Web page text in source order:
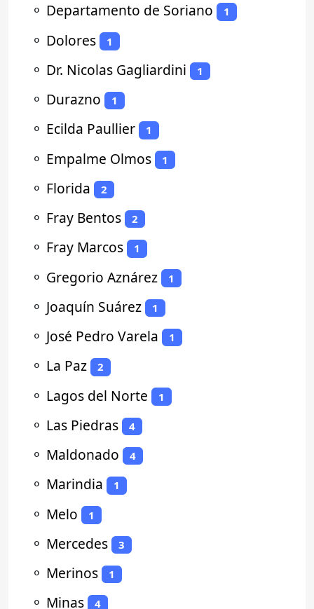
⚬ Departamento de Soriano 1
⚬ Dolores 1
⚬ Dr. Nicolas Gagliardini 1
⚬ Durazno 1
⚬ Ecilda Paullier 1
⚬ Empalme Olmos 1
⚬ Florida 2
⚬ Fray Bentos 2
⚬ Fray Marcos 1
⚬ Gregorio Aznárez 1
⚬ Joaquín Suárez 1
⚬ José Pedro Varela 1
⚬ La Paz 2
⚬ Lagos del Norte 1
⚬ Las Piedras 4
⚬ Maldonado 4
⚬ Marindia 1
⚬ Melo 1
⚬ Mercedes 3
⚬ Merinos 1
⚬ Minas 4